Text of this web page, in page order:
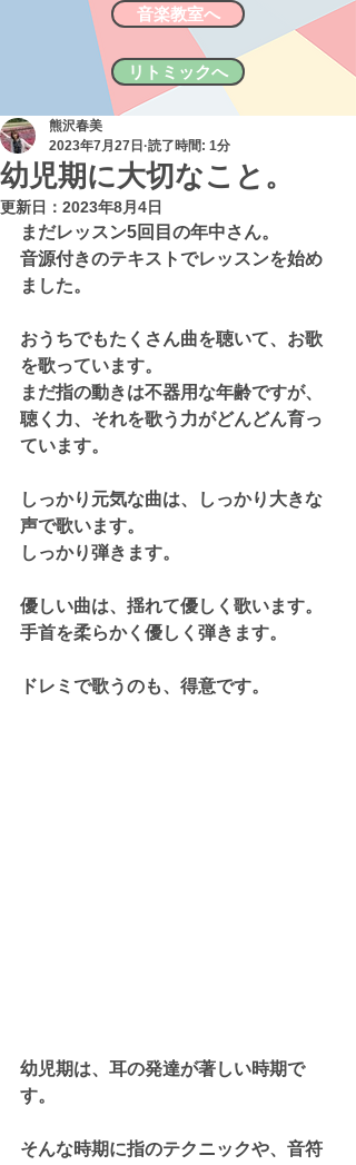
音楽教室へ
リトミックへ
幼児期に大切なこと。
熊沢春美
2023年7月27日 読了時間: 1分
更新日： 2023年8月4日
まだレッスン5回目の年中さん。
音源付きのテキストでレッスンを始め
ました。
おうちでもたくさん曲を聴いて、お歌
を歌っています。
まだ指の動きは不器用な年齢ですが、
聴く力、それを歌う力がどんどん育っ
ています。
しっかり元気な曲は、しっかり大きな
声で歌います。
しっかり弾きます。
優しい曲は、揺れて優しく歌います。
手首を柔らかく優しく弾きます。
ドレミで歌うのも、得意です。
幼児期は、耳の発達が著しい時期で
す。
そんな時期に指のテクニックや、音符